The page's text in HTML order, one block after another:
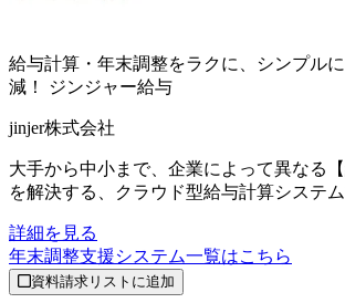
給与計算・年末調整をラクに、シンプルに
減！
ジンジャー給与
jinjer株式会社
大手から中小まで、企業によって異なる
を解決する、クラウド型給与計算システム
詳細を見る
年末調整支援システム一覧はこちら
資料請求リストに追加